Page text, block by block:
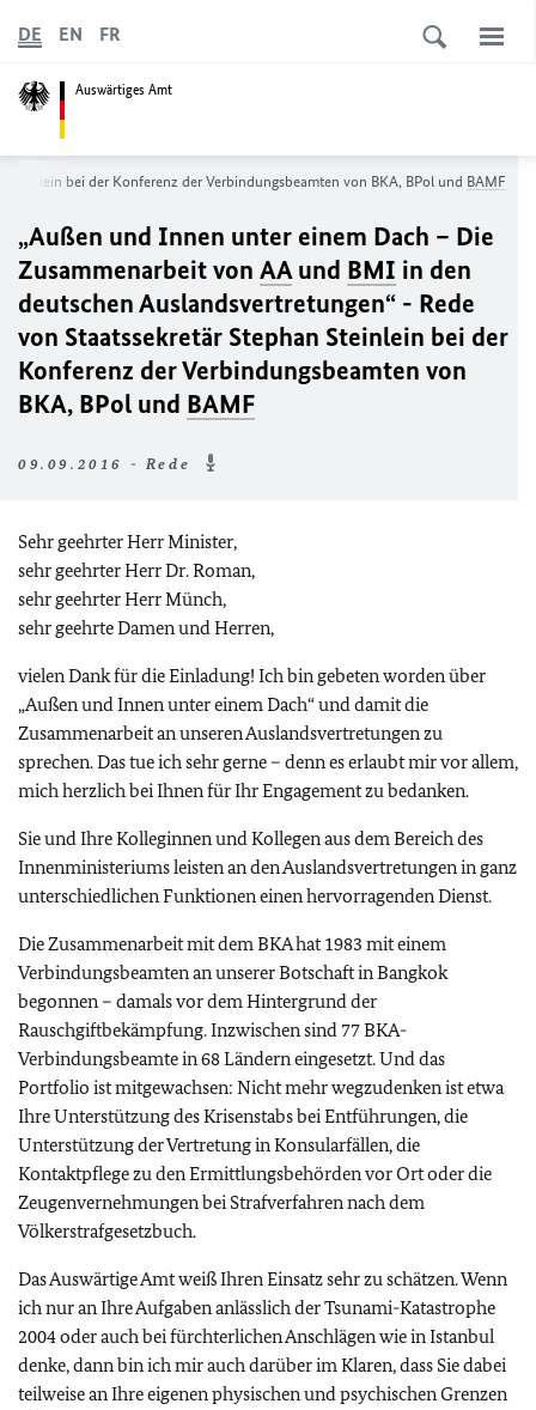
Auswärtiges Amt
DE EN FR
bei der Konferenz der Verbindungsbeamten von BKA, BPol und BAMF
„Außen und Innen unter einem Dach – Die
Zusammenarbeit von AAund BMI in den
deutschen Auslandsvertretungen“ - Rede
von Staatssekretär Stephan Steinlein bei der
Konferenz der Verbindungsbeamten von
BKA, BPol und BAMF
09.09.2016 - Rede
Sehr geehrter Herr Minister,
sehr geehrter Herr Dr. Roman,
sehr geehrter Herr Münch,
sehr geehrte Damen und Herren,
vielen Dank für die Einladung! Ich bin gebeten worden über
„Außen und Innen unter einem Dach“ und damit die
Zusammenarbeit an unseren Auslandsvertretungen zu
sprechen. Das tue ich sehr gerne – denn es erlaubt mir vor allem,
mich herzlich bei Ihnen für Ihr Engagement zu bedanken.
Sie und Ihre Kolleginnen und Kollegen aus dem Bereich des
Innenministeriums leisten an den Auslandsvertretungen in ganz
unterschiedlichen Funktionen einen hervorragenden Dienst.
Die Zusammenarbeit mit dem BKA hat 1983 mit einem
Verbindungsbeamten an unserer Botschaft in Bangkok
begonnen – damals vor dem Hintergrund der
Rauschgiftbekämpfung. Inzwischen sind 77 BKA-
Verbindungsbeamte in 68 Ländern eingesetzt. Und das
Portfolio ist mitgewachsen: Nicht mehr wegzudenken ist etwa
Ihre Unterstützung des Krisenstabs bei Entführungen, die
Unterstützung der Vertretung in Konsularfällen, die
Kontaktpflege zu den Ermittlungsbehörden vor Ort oder die
Zeugenvernehmungen bei Strafverfahren nach dem
Völkerstrafgesetzbuch.
Das Auswärtige Amt weiß Ihren Einsatz sehr zu schätzen. Wenn
ich nur an Ihre Aufgaben anlässlich der Tsunami-Katastrophe
2004 oder auch bei fürchterlichen Anschlägen wie in Istanbul
denke, dann bin ich mir auch darüber im Klaren, dass Sie dabei
teilweise an Ihre eigenen physischen und psychischen Grenzen